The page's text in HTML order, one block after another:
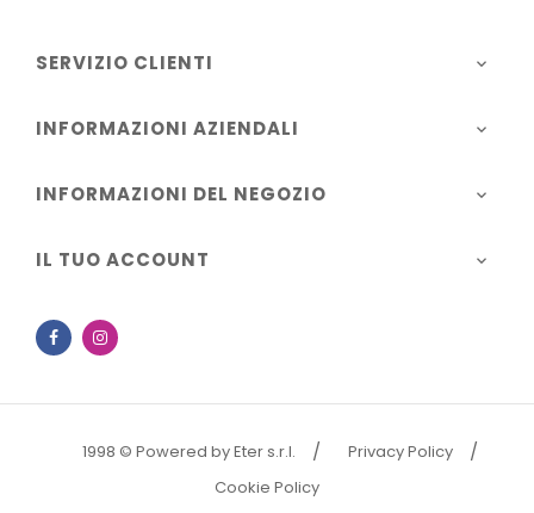
SERVIZIO CLIENTI 
INFORMAZIONI AZIENDALI 
INFORMAZIONI DEL NEGOZIO 
IL TUO ACCOUNT 
Facebook
1998 © Powered by Eter s.r.l.
Privacy Policy
Cookie Policy